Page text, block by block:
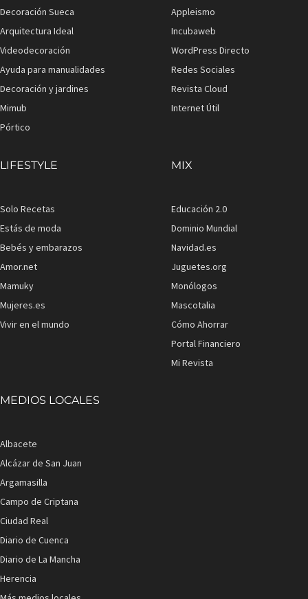
Decoración Sueca
Arquitectura Ideal
Videodecoración
Ayuda para manualidades
Decoración y jardines
Mimub
Pórtico
Appleismo
Incubaweb
WordPress Directo
Redes Sociales
Revista Cloud
Internet Útil
LIFESTYLE
Solo Recetas
Estás de moda
Bebés y embarazos
Amor.net
Mamuky
Mujeres.es
Vivir en el mundo
MIX
Educación 2.0
Dominio Mundial
Navidad.es
Juguetes.org
Monólogos
Mascotalia
Cómo Ahorrar
Portal Financiero
Mi Revista
MEDIOS LOCALES
Albacete
Alcázar de San Juan
Argamasilla
Campo de Criptana
Ciudad Real
Diario de Cuenca
Diario de La Mancha
Herencia